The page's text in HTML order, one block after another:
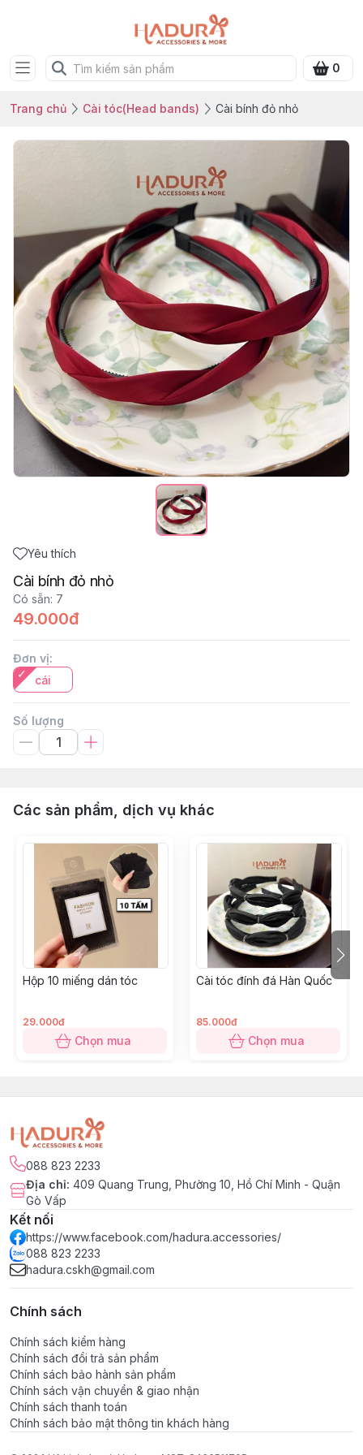
0
Trang chủ Cài tóc(Head bands) Cài bính đỏ nhỏ
Yêu thích
Cài bính đỏ nhỏ
Có sẵn: 7
49.000đ
Đơn vị:
cái
Số lượng
Các sản phẩm, dịch vụ khác
Hộp 10 miếng dán tóc
29.000đ
Chọn mua
Cài tóc đính đá Hàn Quốc
85.000đ
Chọn mua
088 823 2233
Địa chỉ: 409 Quang Trung, Phường 10, Hồ Chí Minh - Quận
Gò Vấp
Kết nối
https://www.facebook.com/hadura.accessories/
088 823 2233
hadura.cskh@gmail.com
Chính sách
Chính sách kiểm hàng
Chính sách đổi trả sản phẩm
Chính sách bảo hành sản phẩm
Chính sách vận chuyển & giao nhận
Chính sách thanh toán
Chính sách bảo mật thông tin khách hàng